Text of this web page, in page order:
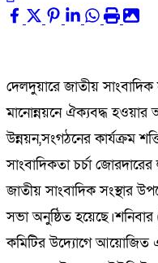
দেলদুয়ারে জাতীয় সাংবাদিক
মানোন্নয়নে ঐক্যবদ্ধ হওয়ার
উন্নয়ন,সংগঠনের কার্যক্রম
সাংবাদিকতা চর্চা
জাতীয় সাংবাদিক সংস্থার
সভা অনুষ্ঠিত
কমিটির উদ্যোগে আয়োজিত এ